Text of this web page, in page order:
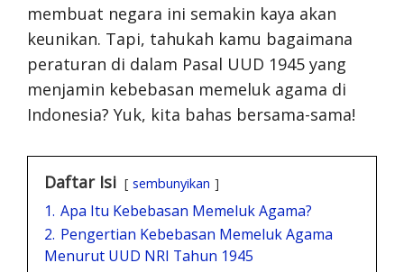
membuat negara ini semakin kaya akan
keunikan. Tapi, tahukah kamu bagaimana
peraturan di dalam Pasal UUD 1945 yang
menjamin kebebasan memeluk agama di
Indonesia? Yuk, kita bahas bersama-sama!
Daftar Isi sembunyikan
1. Apa Itu Kebebasan Memeluk Agama?
2. Pengertian Kebebasan Memeluk Agama
Menurut UUD NRI Tahun 1945